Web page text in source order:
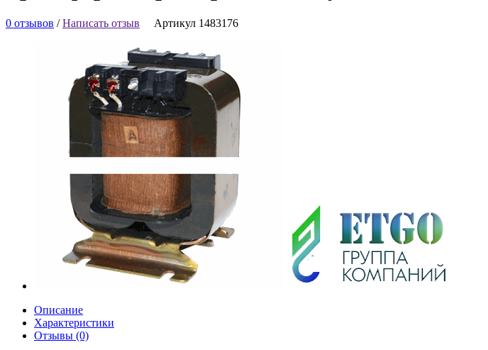
0 отзывов /Написать отзыв Артикул 1483176
Описание
Характеристики
Отзывы (0)